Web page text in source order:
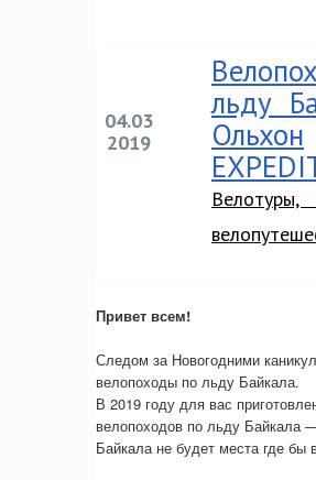
04.03
2019
льду
Ольхон
Привет всем!
Следом за Новогодними
велопоходы по льду Байкала.
В 2019 году для вас
велопоходов по льду Байкала
Байкала не будет места где бы